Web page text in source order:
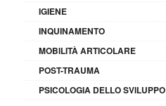
IGIENE
INQUINAMENTO
MOBILITÀ ARTICOLARE
POST-TRAUMA
PSICOLOGIA DELLO SVILUPPO